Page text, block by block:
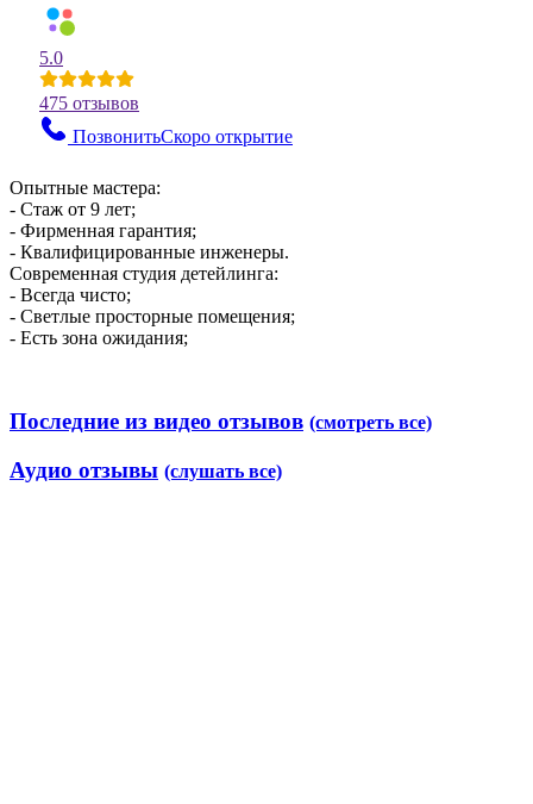
5.0
475 отзывов
ПозвонитьСкоро открытие
Опытные мастера:
- Стаж от 9 лет;
- Фирменная гарантия;
- Квалифицированные инженеры.
Современная студия детейлинга:
- Всегда чисто;
- Светлые просторные помещения;
- Есть зона ожидания;
Последние из видео отзывов (смотреть все)
Аудио отзывы (слушать все)